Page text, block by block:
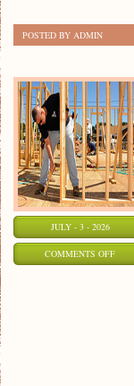
POSTED BY ADMIN
JULY - 3 - 2026
COMMENTS OFFON